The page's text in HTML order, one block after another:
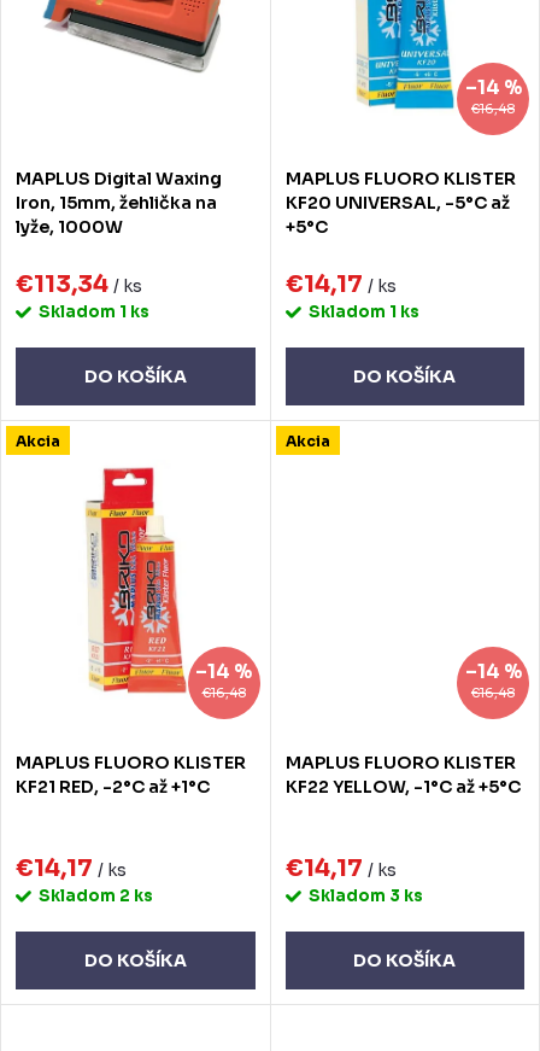
d
u
k
t
v
d
u
k
v
MAPLUS Digital Waxing
Iron, 15mm, žehlička na
lyže, 1000W
€113,34 / ks
Skladom 1 ks
DO KOŠÍKA
€16,48
–14 %
MAPLUS FLUORO KLISTER
KF20 UNIVERSAL, -5°C až
+5°C
€14,17 / ks
Skladom 1 ks
DO KOŠÍKA
Akcia
€16,48
–14 %
MAPLUS FLUORO KLISTER
KF21 RED, -2°C až +1°C
€14,17 / ks
Skladom 2 ks
DO KOŠÍKA
Akcia
€16,48
–14 %
MAPLUS FLUORO KLISTER
KF22 YELLOW, -1°C až +5°C
€14,17 / ks
Skladom 3 ks
DO KOŠÍKA